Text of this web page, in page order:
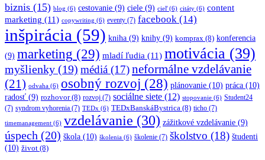
biznis (15) blog (6) cestovanie (9) ciele (9) cieľ(6) citáty (6) content
marketing (11) copywriting (6) eventy (7) facebook (14)
inšpirácia (59) kniha (9) knihy (9) komprax (8) konferencia
(9) marketing (29) mladí ľudia (11) motivácia (39)
myšlienky (19) médiá (17)neformálne vzdelávanie
(21) odvaha (6) osobný rozvoj (28) plánovanie (10) práca (10)
radosť (9) rozhovor(8) rozvoj (7) sociálne siete (12) stopovanie (6) Student24
(7) syndrom vyhorenia (7) TEDx (6) TEDxBanskáBystrica (8) ticho (7)
timemanagement (6) vzdelávanie (30) zážitkové vzdelávanie (9)
úspech (20) škola (10) školenia (6) školenie (7) školstvo (18) študenti
(10) život (8)